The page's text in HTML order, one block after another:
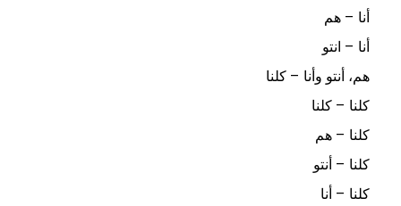
أنا – هم
أنا – انتو
هم، أنتو وأنا – كلنا
كلنا – كلنا
كلنا – هم
كلنا – أنتو
كلنا – أنا